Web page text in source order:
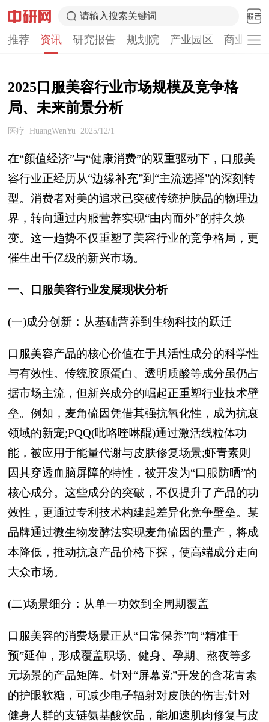
请输入搜索关键词
推荐 资讯 研究报告 规划院 产业园区 商业计
2025口服美容行业市场规模及竞争格
局、未来前景分析
医疗 HuangWenYu 2025/12/1
在“颜值经济”与“健康消费”的双重驱动下，口服美
容行业正经历从“边缘补充”到“主流选择”的深刻转
型。消费者对美的追求已突破传统护肤品的物理边
界，转向通过内服营养实现“由内而外”的持久焕
变。这一趋势不仅重塑了美容行业的竞争格局，更
催生出千亿级的新兴市场。
一、口服美容行业发展现状分析
(一)成分创新：从基础营养到生物科技的跃迁
口服美容产品的核心价值在于其活性成分的科学性
与有效性。传统胶原蛋白、透明质酸等成分虽仍占
据市场主流，但新兴成分的崛起正重塑行业技术壁
垒。例如，麦角硫因凭借其强抗氧化性，成为抗衰
领域的新宠;PQQ(吡咯喹啉醌)通过激活线粒体功
能，被应用于能量代谢与皮肤修复场景;虾青素则
因其穿透血脑屏障的特性，被开发为“口服防晒”的
核心成分。这些成分的突破，不仅提升了产品的功
效性，更通过专利技术构建起差异化竞争壁垒。某
品牌通过微生物发酵法实现麦角硫因的量产，将成
本降低，推动抗衰产品价格下探，使高端成分走向
大众市场。
(二)场景细分：从单一功效到全周期覆盖
口服美容的消费场景正从“日常保养”向“精准干
预”延伸，形成覆盖职场、健身、孕期、熬夜等多
元场景的产品矩阵。针对“屏幕党”开发的含花青素
的护眼软糖，可减少电子辐射对皮肤的伤害;针对
健身人群的支链氨基酸饮品，能加速肌肉修复与皮